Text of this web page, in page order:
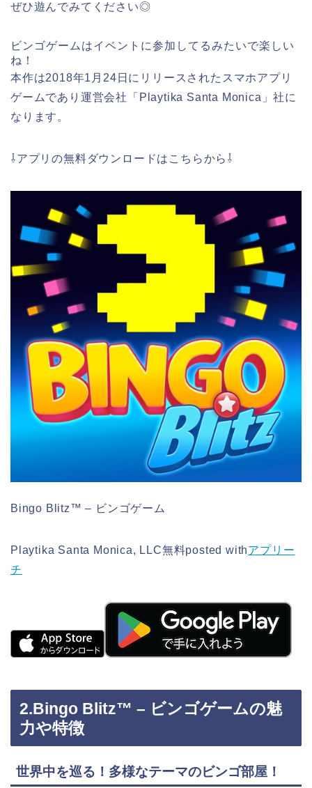
ぜひ遊んでみてください◎
ビンゴゲームはイベントに参加してるみたいで楽しい
ね！
本作は2018年1月24日にリリースされたスマホアプリ
ゲームであり運営会社「Playtika Santa Monica」社に
なります。
⇩アプリの無料ダウンロードはこちらから⇩
Bingo Blitz™ – ビンゴゲーム
Playtika Santa Monica, LLC無料posted withアプリー
チ
2.Bingo Blitz™ – ビンゴゲームの魅
力や特徴
世界中を巡る！多様なテーマのビンゴ部屋！